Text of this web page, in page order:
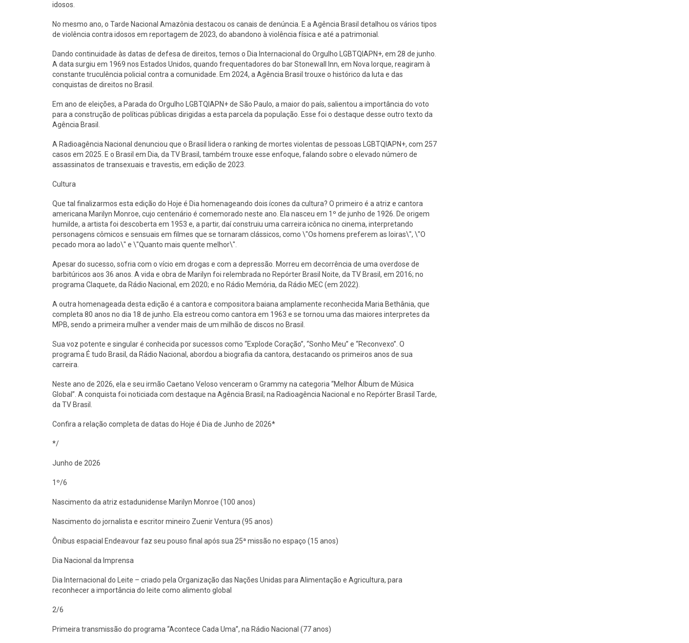
idosos.
No mesmo ano, o Tarde Nacional Amazônia destacou os canais de denúncia. E a Agência Brasil detalhou os vários tipos
de violência contra idosos em reportagem de 2023, do abandono à violência física e até a patrimonial.
Dando continuidade às datas de defesa de direitos, temos o Dia Internacional do Orgulho LGBTQIAPN+, em 28 de junho.
A data surgiu em 1969 nos Estados Unidos, quando frequentadores do bar Stonewall Inn, em Nova Iorque, reagiram à
constante truculência policial contra a comunidade. Em 2024, a Agência Brasil trouxe o histórico da luta e das
conquistas de direitos no Brasil.
Em ano de eleições, a Parada do Orgulho LGBTQIAPN+ de São Paulo, a maior do país, salientou a importância do voto
para a construção de políticas públicas dirigidas a esta parcela da população. Esse foi o destaque desse outro texto da
Agência Brasil.
A Radioagência Nacional denunciou que o Brasil lidera o ranking de mortes violentas de pessoas LGBTQIAPN+, com 257
casos em 2025. E o Brasil em Dia, da TV Brasil, também trouxe esse enfoque, falando sobre o elevado número de
assassinatos de transexuais e travestis, em edição de 2023.
Cultura
Que tal finalizarmos esta edição do Hoje é Dia homenageando dois ícones da cultura? O primeiro é a atriz e cantora
americana Marilyn Monroe, cujo centenário é comemorado neste ano. Ela nasceu em 1º de junho de 1926. De origem
humilde, a artista foi descoberta em 1953 e, a partir, daí construiu uma carreira icônica no cinema, interpretando
personagens cômicos e sensuais em filmes que se tornaram clássicos, como \"Os homens preferem as loiras\", \"O
pecado mora ao lado\" e \"Quanto mais quente melhor\".
Apesar do sucesso, sofria com o vício em drogas e com a depressão. Morreu em decorrência de uma overdose de
barbitúricos aos 36 anos. A vida e obra de Marilyn foi relembrada no Repórter Brasil Noite, da TV Brasil, em 2016; no
programa Claquete, da Rádio Nacional, em 2020; e no Rádio Memória, da Rádio MEC (em 2022).
A outra homenageada desta edição é a cantora e compositora baiana amplamente reconhecida Maria Bethânia, que
completa 80 anos no dia 18 de junho. Ela estreou como cantora em 1963 e se tornou uma das maiores interpretes da
MPB, sendo a primeira mulher a vender mais de um milhão de discos no Brasil.
Sua voz potente e singular é conhecida por sucessos como “Explode Coração”, “Sonho Meu” e “Reconvexo”. O
programa É tudo Brasil, da Rádio Nacional, abordou a biografia da cantora, destacando os primeiros anos de sua
carreira.
Neste ano de 2026, ela e seu irmão Caetano Veloso venceram o Grammy na categoria “Melhor Álbum de Música
Global”. A conquista foi noticiada com destaque na Agência Brasil; na Radioagência Nacional e no Repórter Brasil Tarde,
da TV Brasil.
Confira a relação completa de datas do Hoje é Dia de Junho de 2026*
*/
Junho de 2026
1º/6
Nascimento da atriz estadunidense Marilyn Monroe (100 anos)
Nascimento do jornalista e escritor mineiro Zuenir Ventura (95 anos)
Ônibus espacial Endeavour faz seu pouso final após sua 25ª missão no espaço (15 anos)
Dia Nacional da Imprensa
Dia Internacional do Leite – criado pela Organização das Nações Unidas para Alimentação e Agricultura, para
reconhecer a importância do leite como alimento global
2/6
Primeira transmissão do programa “Acontece Cada Uma”, na Rádio Nacional (77 anos)